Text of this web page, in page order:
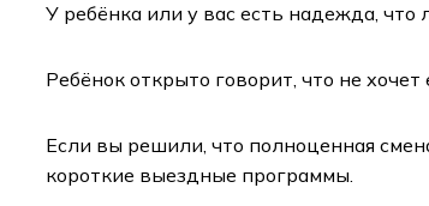
У ребёнка или у вас есть надежда,
Ребёнок открыто говорит, что не
Если вы решили, что полноценная
короткие выездные программы.